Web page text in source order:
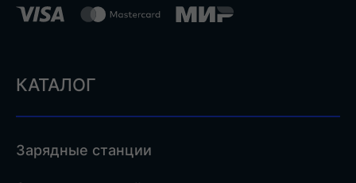
КАТАЛОГ
Зарядные станции